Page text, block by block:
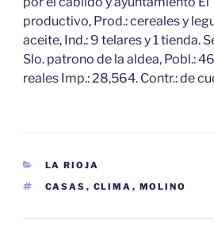
productivo, Prod.: cereales y
aceite, Ind.: 9 telares y 1 tienda.
Slo. patrono de la aldea, Pobl.:
reales Imp.: 28,564. Contr.: de
CATEGORÍAS
LA RIOJA
ETIQUETAS
CASAS , CLIMA , MOLINO